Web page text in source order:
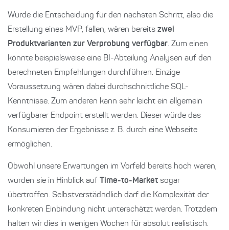
Würde die Entscheidung für den nächsten Schritt, also die
Erstellung eines MVP, fallen, wären bereits zwei
Produktvarianten zur Verprobung verfügbar. Zum einen
könnte beispielsweise eine BI-Abteilung Analysen auf den
berechneten Empfehlungen durchführen. Einzige
Voraussetzung wären dabei durchschnittliche SQL-
Kenntnisse. Zum anderen kann sehr leicht ein allgemein
verfügbarer Endpoint erstellt werden. Dieser würde das
Konsumieren der Ergebnisse z. B. durch eine Webseite
ermöglichen.
Obwohl unsere Erwartungen im Vorfeld bereits hoch waren,
wurden sie in Hinblick auf Time-to-Market sogar
übertroffen. Selbstverstädndlich darf die Komplexität der
konkreten Einbindung nicht unterschätzt werden. Trotzdem
halten wir dies in wenigen Wochen für absolut realistisch.